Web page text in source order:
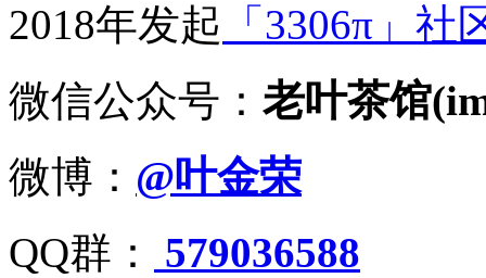
2018年发起 「3306π」社
微信公众号： 老叶茶馆
微博： @叶金荣
QQ群：
579036588